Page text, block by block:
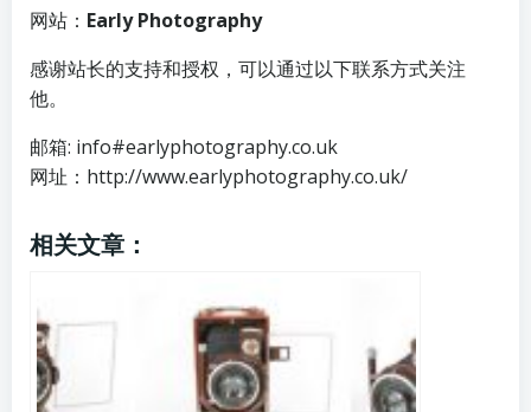
网站： Early Photography
感谢站长的支持和授权，可以通过以下联系方式关注
他。
邮箱: info#earlyphotography.co.uk
网址：http://www.earlyphotography.co.uk/
相关文章：